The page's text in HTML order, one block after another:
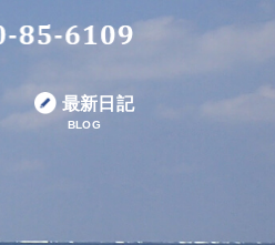
最新日記
BLOG